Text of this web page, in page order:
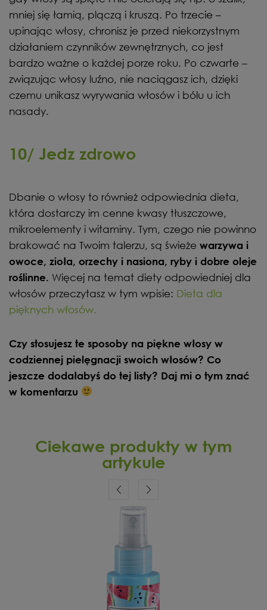
mniej się łamią, plączą i kruszą. Po trzecie –
upinając włosy, chronisz je przed niekorzystnym
działaniem czynników zewnętrznych, co jest
bardzo ważne o każdej porze roku. Po czwarte –
związując włosy luźno, nie naciągasz ich, dzięki
czemu unikasz wyrywania włosów i bólu u ich
nasady.
10/ Jedz zdrowo
Dbanie o włosy to również odpowiednia dieta,
która dostarczy im cenne kwasy tłuszczowe,
mikroelementy i witaminy. Tym, czego nie powinno
brakować na Twoim talerzu, są świeże warzywa i
owoce, zioła, orzechy i nasiona, ryby i dobre oleje
roślinne. Więcej na temat diety odpowiedniej dla
włosów przeczytasz w tym wpisie: Dieta dla
pięknych włosów.
Czy stosujesz te sposoby na piękne włosy w
codziennej pielęgnacji swoich włosów? Co
jeszcze dodałabyś do tej listy? Daj mi o tym znać
w komentarzu
Ciekawe produkty w tym
artykule